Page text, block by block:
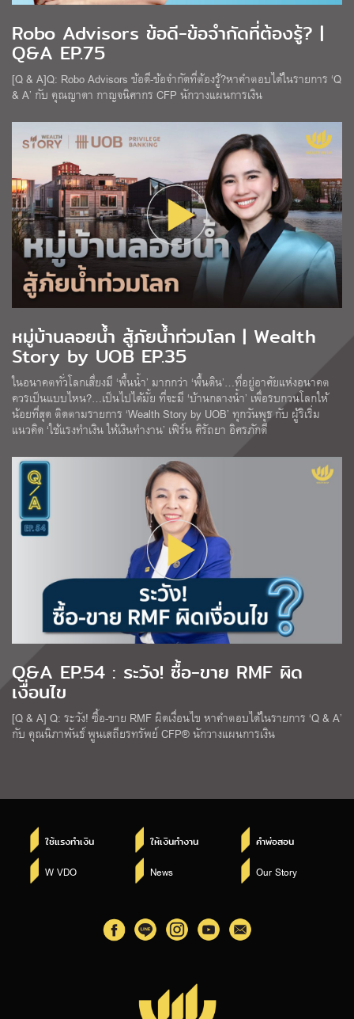
Robo Advisors ข้อดี-ข้อจำกัดที่ต้องรู้? |
Q&A EP.75
[Q & A]Q: Robo Advisors ข้อดี-ข้อจำกัดที่ต้องรู้?หาคำตอบได้ในรายการ ‘Q
& A’ กับ คุณญาดา กาญจนิศากร CFP นักวางแผนการเงิน
หมู่บ้านลอยน้ำ สู้ภัยน้ำท่วมโลก | Wealth
Story by UOB EP.35
ในอนาคตทั่วโลกเสี่ยงมี ‘พื้นน้ำ’ มากกว่า ‘พื้นดิน’…ที่อยู่อาศัยแห่งอนาคต
ควรเป็นแบบไหน?…เป็นไปได้มั้ย ที่จะมี ‘บ้านกลางน้ำ’ เพื่อรบกวนโลกให้
น้อยที่สุด ติดตามรายการ ‘Wealth Story by UOB’ ทุกวันพุธ กับ ผู้ริเริ่ม
แนวคิด ‘ใช้แรงทำเงิน ให้เงินทำงาน’ เฟิร์น ศิรัถยา อิศรภักดี
Q&A EP.54 : ระวัง! ซื้อ-ขาย RMF ผิด
เงื่อนไข
[Q & A] Q: ระวัง! ซื้อ-ขาย RMF ผิดเงื่อนไข หาคำตอบได้ในรายการ ‘Q & A’
กับ คุณนิภาพันธ์ พูนเสถียรทรัพย์ CFP® นักวางแผนการเงิน
ใช้แรงทำเงิน ให้เงินทำงาน คำพ่อสอน
W VDO News Our Story